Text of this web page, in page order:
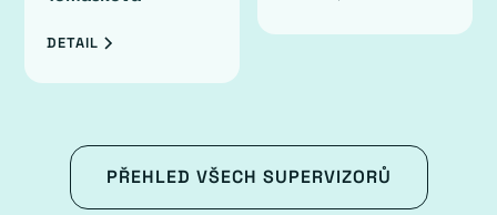
DETAIL
PŘEHLED VŠECH SUPERVIZORŮ